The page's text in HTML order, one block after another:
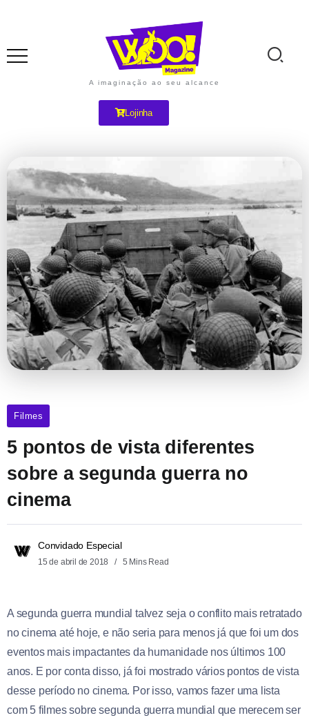
A imaginação ao seu alcance
Lojinha
Filmes
5 pontos de vista diferentes
sobre a segunda guerra no
cinema
Convidado Especial
15 de abril de 2018 5 Mins Read
A segunda guerra mundial talvez seja o conflito mais retratado
no cinema até hoje, e não seria para menos já que foi um dos
eventos mais impactantes da humanidade nos últimos 100
anos. E por conta disso, já foi mostrado vários pontos de vista
desse período no cinema. Por isso, vamos fazer uma lista
com 5 filmes sobre segunda guerra mundial que merecem ser